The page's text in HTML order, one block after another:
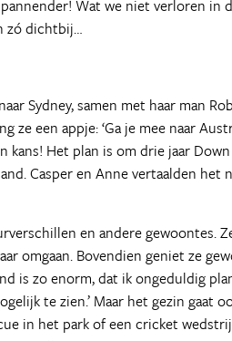
Wat we niet verloren in
zó dichtbij…
Sydney, samen met haar man
ze een appje: ‘Ga je mee naar
kans! Het plan is om drie jaar
Casper en Anne vertaalden het
en andere gewoontes.
omgaan. Bovendien geniet ze
is zo enorm, dat ik ongeduldig
te zien.’ Maar het gezin gaat
in het park of een cricket